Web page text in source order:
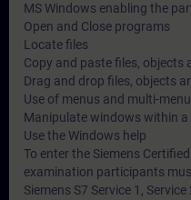
MS Windows enabling the
Open and Close programs
Locate files
Copy and paste files, objects
Drag and drop files, objects
Use of menus and multi-
Manipulate windows within
Use the Windows help
To enter the Siemens
examination participants
Siemens S7 Service 1,